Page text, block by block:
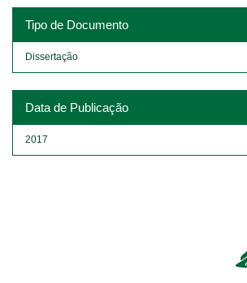
Tipo de Documento
Dissertação
Data de Publicação
2017